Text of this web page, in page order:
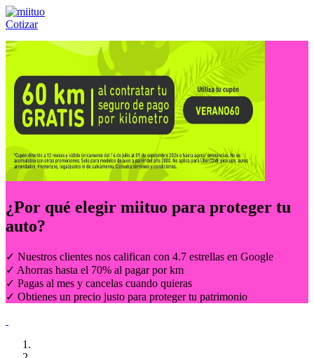
Cotizar
Llámanos al:(55) 84-21-05-00 ó
¿Por qué elegir miituo para proteger tu
auto?
✓ Nuestros clientes nos califican con 4.7 estrellas en Google
✓ Ahorras hasta el 70% al pagar por km
✓ Pagas al mes y cancelas cuando quieras
✓ Obtienes un precio justo para proteger tu patrimonio